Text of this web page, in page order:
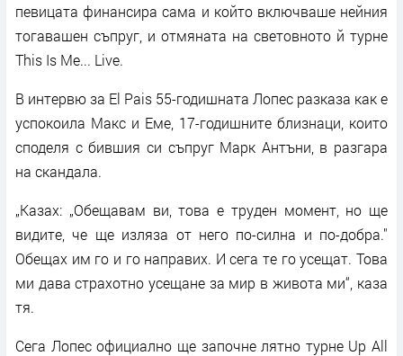
певицата финансира сама и който включваше нейния
тогавашен съпруг, и отмяната на световното й турне
This Is Me... Live.
В интервю за El Pais 55-годишната Лопес разказа как е
успокоила Макс и Еме, 17-годишните близнаци, които
споделя с бившия си съпруг Марк Антъни, в разгара
на скандала.
„Казах: „Обещавам ви, това е труден момент, но ще
видите, че ще изляза от него по-силна и по-добра."
Обещах им го и го направих. И сега те го усещат. Това
ми дава страхотно усещане за мир в живота ми“, каза
тя.
Сега Лопес официално ще започне лятно турне Up All